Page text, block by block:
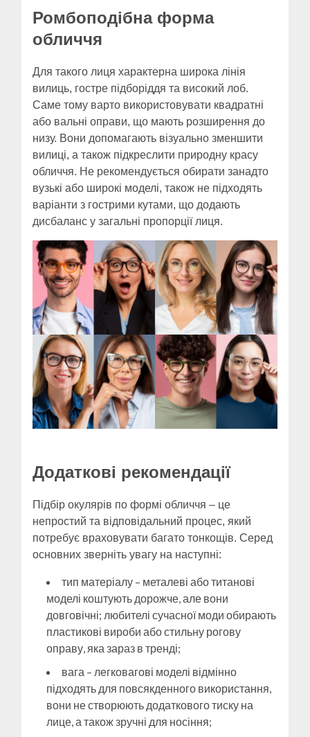
Ромбоподібна форма
обличчя
Для такого лиця характерна широка лінія
вилиць, гостре підборіддя та високий лоб.
Саме тому варто використовувати квадратні
або вальні оправи, що мають розширення до
низу. Вони допомагають візуально зменшити
вилиці, а також підкреслити природну красу
обличчя. Не рекомендується обирати занадто
вузькі або широкі моделі, також не підходять
варіанти з гострими кутами, що додають
дисбаланс у загальні пропорції лиця.
Додаткові рекомендації
Підбір окулярів по формі обличчя – це
непростий та відповідальний процес, який
потребує враховувати багато тонкощів. Серед
основних зверніть увагу на наступні:
тип матеріалу – металеві або титанові
моделі коштують дорожче, але вони
довговічні; любителі сучасної моди обирають
пластикові вироби або стильну рогову
оправу, яка зараз в тренді;
вага – легковагові моделі відмінно
підходять для повсякденного використання,
вони не створюють додаткового тиску на
лице, а також зручні для носіння;